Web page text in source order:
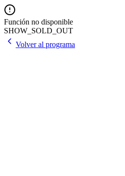
Función no disponible
SHOW_SOLD_OUT
Volver al programa